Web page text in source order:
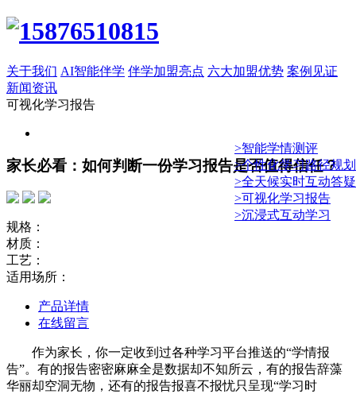
关于我们 AI智能伴学 伴学加盟亮点 六大加盟优势 案例见证
新闻资讯
可视化学习报告
>智能学情测评
>个性化学习路径规划
>全天候实时互动答疑
>可视化学习报告
>沉浸式互动学习
家长必看：如何判断一份学习报告是否值得信任？
规格：
材质：
工艺：
适用场所：
产品详情
在线留言
作为家长，你一定收到过各种学习平台推送的“学情报
告”。有的报告密密麻麻全是数据却不知所云，有的报告辞藻
华丽却空洞无物，还有的报告报喜不报忧只呈现“学习时